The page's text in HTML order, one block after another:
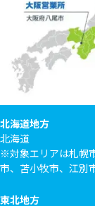
北海道地方
北海道
※対象エリアは札幌
市、苫小牧市、江別
東北地方